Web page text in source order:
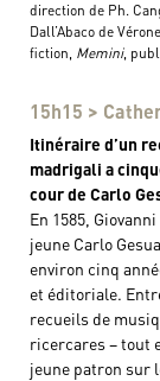
direction de Ph.
Dall’Abaco de
fiction, Memini,
15h15 >
Itinéraire d’un
madrigali a
cour de Carlo
En 1585,
jeune Carlo
environ cinq
et éditoriale.
recueils de
ricercares – tout
jeune patron sur